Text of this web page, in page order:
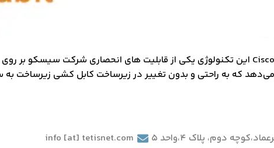
دوم، پلاک 4،واحد 5 info [at] tetisnet.com